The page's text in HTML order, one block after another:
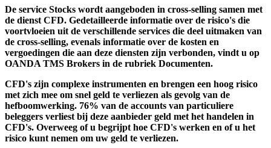
De service Stocks wordt aangeboden in cross-selling samen met
de dienst CFD. Gedetailleerde informatie over de risico's die
voortvloeien uit de verschillende services die deel uitmaken van
de cross-selling, evenals informatie over de kosten en
vergoedingen die aan deze diensten zijn verbonden, vindt u op
OANDA TMS Brokers in de rubriek Documenten.
CFD's zijn complexe instrumenten en brengen een hoog risico
met zich mee om snel geld te verliezen als gevolg van de
hefboomwerking. 76% van de accounts van particuliere
beleggers verliest bij deze aanbieder geld met het handelen in
CFD's. Overweeg of u begrijpt hoe CFD's werken en of u het
risico kunt nemen om uw geld te verliezen.